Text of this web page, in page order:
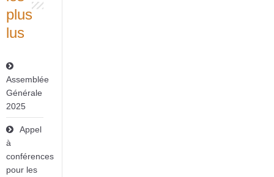
plus
lus
Assemblée
Générale
2025
Appel
à
conférences
pour les